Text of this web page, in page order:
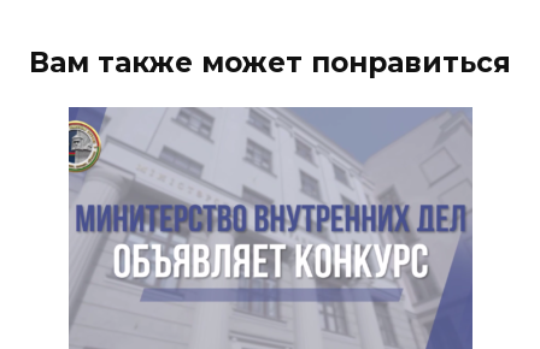
Вам также может понравиться